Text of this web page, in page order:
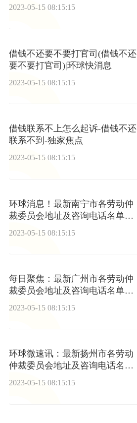
2023-05-15 08:15:15
借钱不还要不要打官司(借钱不还
要不要打官司)|环球快消息
2023-05-15 08:15:15
借钱联系不上怎么起诉-借钱不还
联系不到-独家焦点
2023-05-15 08:15:15
环球消息！最新南宁市各劳动仲
裁委员会地址及咨询电话名单一
2023-05-15 08:15:15
每日聚焦：最新广州市各劳动仲
裁委员会地址及咨询电话名单一
2023-05-15 08:15:15
环球微速讯：最新扬州市各劳动
仲裁委员会地址及咨询电话名单
一览
2023-05-15 08:15:15